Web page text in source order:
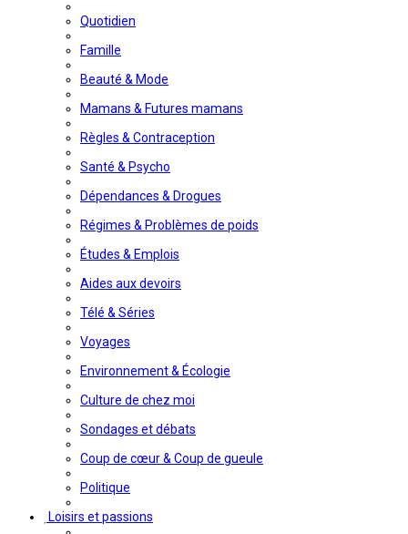
Quotidien
Famille
Beauté & Mode
Mamans & Futures mamans
Règles & Contraception
Santé & Psycho
Dépendances & Drogues
Régimes & Problèmes de poids
Études & Emplois
Aides aux devoirs
Télé & Séries
Voyages
Environnement & Écologie
Culture de chez moi
Sondages et débats
Coup de cœur & Coup de gueule
Politique
Loisirs et passions